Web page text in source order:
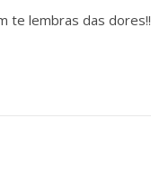
te lembras das dores!!